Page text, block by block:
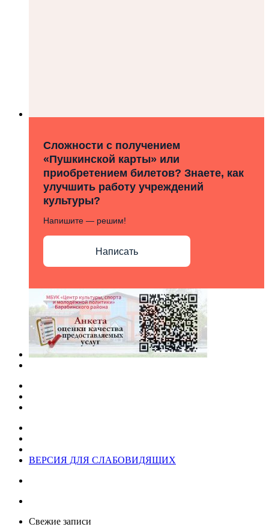
Сложности с получением
«Пушкинской карты» или
приобретением билетов? Знаете, как
улучшить работу учреждений
культуры?
Напишите — решим!
Написать
ВЕРСИЯ ДЛЯ СЛАБОВИДЯЩИХ
Свежие записи